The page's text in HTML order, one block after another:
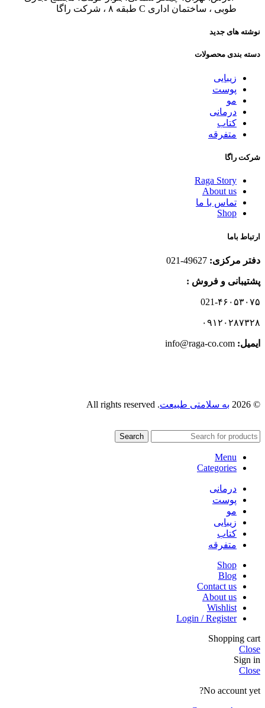
طوبی ، ساختمان اداری C طبقه ۸ ، شرکت راگا
نوشته های جدید
دسته بندی محصولات
زیبایی
پوست
مو
درمانی
کتاب
متفرقه
شرکت راگا
Raga Story
About us
تماس با ما
Shop
ارتباط باما
دفتر مرکزی:
پشتیبانی و فروش :
021-۴۶۰۵۳۰۷۵
۰۹۱۲۰۲۸۷۳۲۸
ایمیل:‌
© 2026 به سلامتی طبیعت. All rights reserved
Search
Menu
Categories
درمانی
پوست
مو
زیبایی
کتاب
متفرقه
Shop
Blog
Contact us
About us
Wishlist
Login / Register
Shopping cart
Close
Sign in
Close
No account yet?